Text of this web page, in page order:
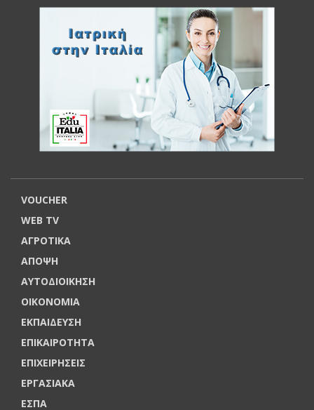
VOUCHER
WEB TV
ΑΓΡΟΤΙΚΑ
ΑΠΟΨΗ
ΑΥΤΟΔΙΟΙΚΗΣΗ
ΟΙΚΟΝΟΜΙΑ
ΕΚΠΑΙΔΕΥΣΗ
ΕΠΙΚΑΙΡΟΤΗΤΑ
ΕΠΙΧΕΙΡΗΣΕΙΣ
ΕΡΓΑΣΙΑΚΑ
ΕΣΠΑ